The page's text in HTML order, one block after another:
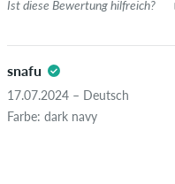
Ist diese Bewertung hilfreich?
snafu
17.07.2024 – Deutsch
Farbe: dark navy